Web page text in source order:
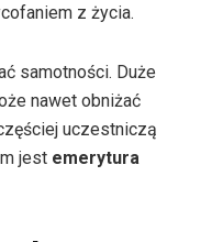
z życia.
samotności. Duże
nawet obniżać
uczestniczą
jest emerytura